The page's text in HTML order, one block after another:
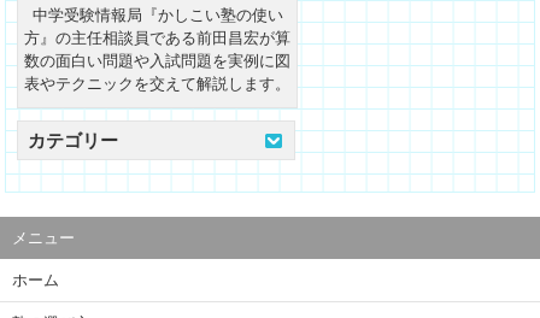
中学受験情報局『かしこい塾の使い
方』の主任相談員である前田昌宏が算
数の面白い問題や入試問題を実例に図
表やテクニックを交えて解説します。
カテゴリー
メニュー
ホーム